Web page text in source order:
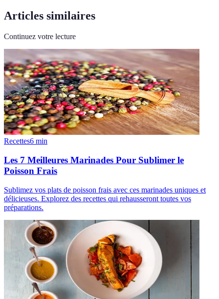
Articles similaires
Continuez votre lecture
Recettes6 min
Les 7 Meilleures Marinades Pour Sublimer le
Poisson Frais
Sublimez vos plats de poisson frais avec ces marinades uniques et
délicieuses. Explorez des recettes qui rehausseront toutes vos
préparations.